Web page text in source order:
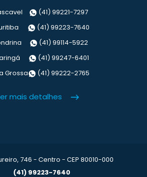
(41) 99221-7297
(41) 99223-7640
(41) 99114-5922
(41) 99247-6401
Grossa
(41) 99222-2765
mais detalhes
746 - Centro - CEP 80010-000
(41) 99223-7640